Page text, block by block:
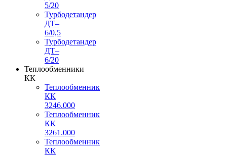
5/20
Турбодетандер
ДТ–
6/0,5
Турбодетандер
ДТ–
6/20
Теплообменники
КК
Теплообменник
КК
3246.000
Теплообменник
КК
3261.000
Теплообменник
КК